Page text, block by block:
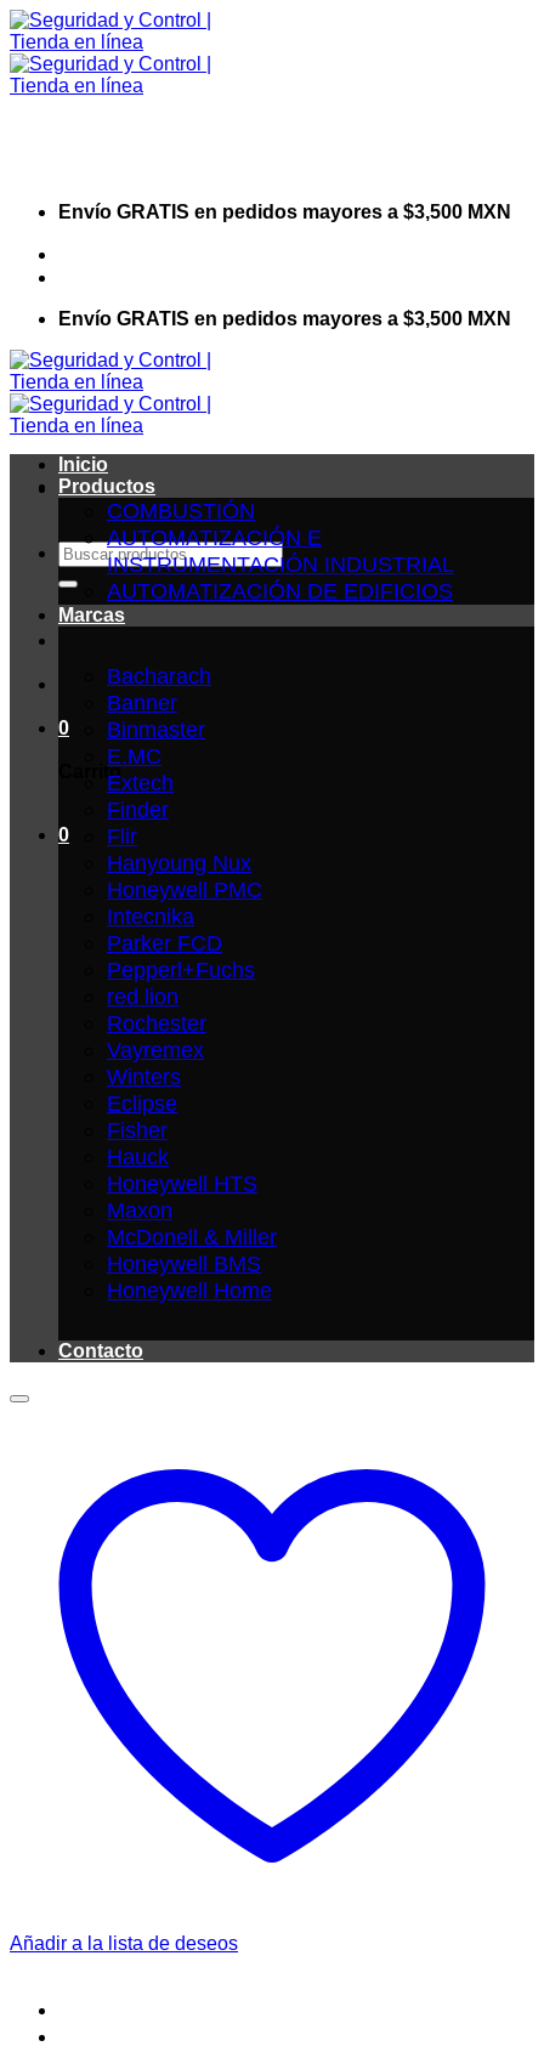
Saltar
al
contenido
Envío GRATIS en pedidos mayores a $3,500 MXN
Envío GRATIS en pedidos mayores a $3,500 MXN
Buscar
por:
0
Carrito
0
Inicio
Productos
COMBUSTIÓN
AUTOMATIZACIÓN E
INSTRUMENTACIÓN INDUSTRIAL
AUTOMATIZACIÓN DE EDIFICIOS
Marcas
Bacharach
Banner
Binmaster
E.MC
Extech
Finder
Flir
Hanyoung Nux
Honeywell PMC
Intecnika
Parker FCD
Pepperl+Fuchs
red lion
Rochester
Vayremex
Winters
Eclipse
Fisher
Hauck
Honeywell HTS
Maxon
McDonell & Miller
Honeywell BMS
Honeywell Home
Contacto
Añadir a la lista de deseos